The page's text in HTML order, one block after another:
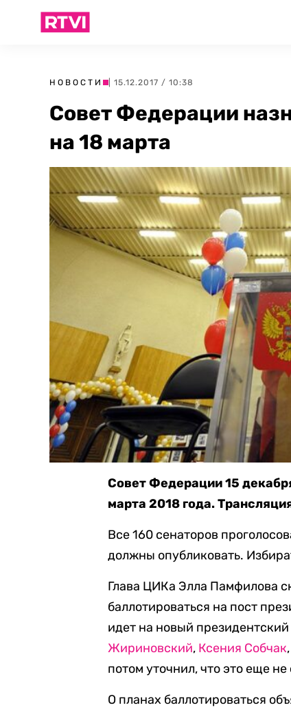
НОВОСТИ | 15.12.2017 / 10:38
Совет Федерации
на 18 марта
Совет Федерации 15
марта 2018 года.
Все 160 сенаторов
должны опубликовать.
Глава ЦИКа Элла Памфилова
баллотироваться на пост
идет на новый
Жириновский, Ксения Собчак,
потом уточнил, что это еще
О планах баллотироваться